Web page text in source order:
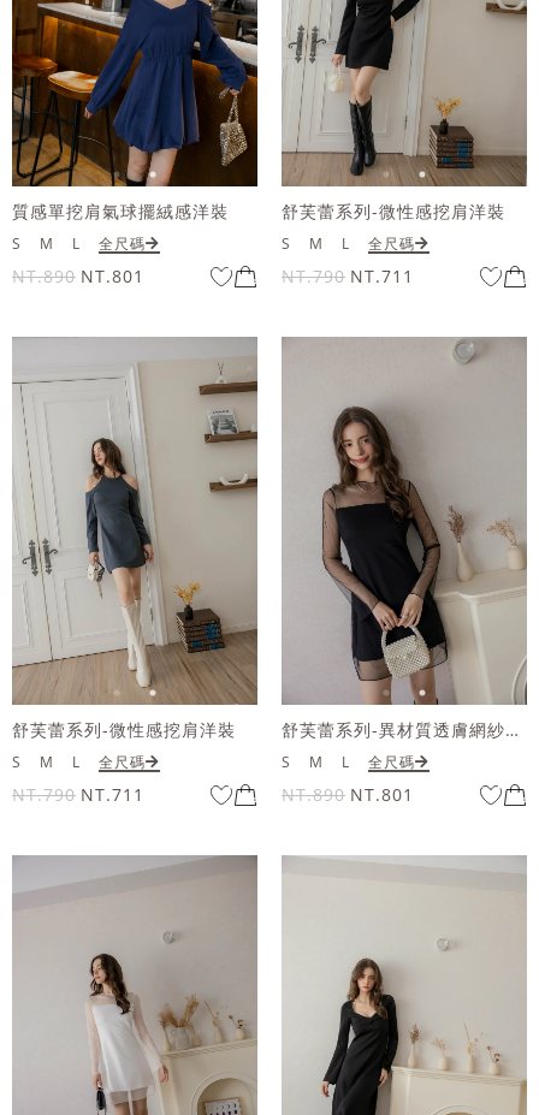
質感單挖肩氣球擺絨感洋裝
S M L 全尺碼
NT.890 NT.801
舒芙蕾系列-微性感挖肩洋裝
S M L 全尺碼
NT.790 NT.711
舒芙蕾系列-微性感挖肩洋裝
S M L 全尺碼
NT.790 NT.711
舒芙蕾系列-異材質透膚網紗洋裝
S M L 全尺碼
NT.890 NT.801